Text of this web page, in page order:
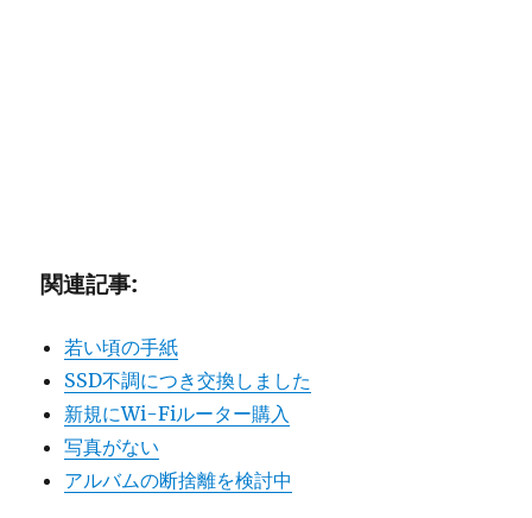
関連記事:
若い頃の手紙
SSD不調につき交換しました
新規にWi-Fiルーター購入
写真がない
アルバムの断捨離を検討中